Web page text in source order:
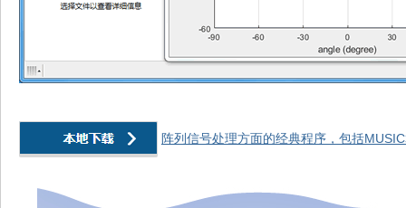
阵列信号处理方面的经典程序，包括